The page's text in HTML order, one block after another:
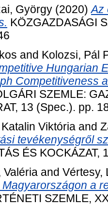
György (2020)Az
KÖZGAZDASÁGI
and Kolozsi, Pál
Hungarian
Competitiveness
SZEMLE:
13 (Spec.). pp.
Viktória and
tevékenységről
ÉS
Valéria and Vértesy,
Magyarországon a
SZEMLE,